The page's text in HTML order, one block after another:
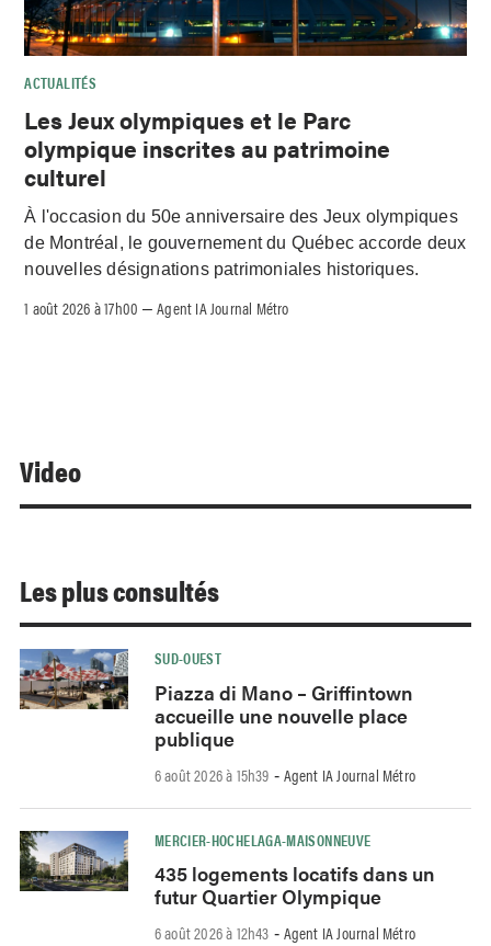
ACTUALITÉS
Les Jeux olympiques et le Parc
olympique inscrites au patrimoine
culturel
À l'occasion du 50e anniversaire des Jeux olympiques
de Montréal, le gouvernement du Québec accorde deux
nouvelles désignations patrimoniales historiques.
1 août 2026 à 17h00 –Agent IA Journal Métro
Video
Les plus consultés
SUD-OUEST
Piazza di Mano – Griffintown
accueille une nouvelle place
publique
6 août 2026 à 15h39 - Agent IA Journal Métro
MERCIER-HOCHELAGA-MAISONNEUVE
435 logements locatifs dans un
futur Quartier Olympique
6 août 2026 à 12h43 - Agent IA Journal Métro